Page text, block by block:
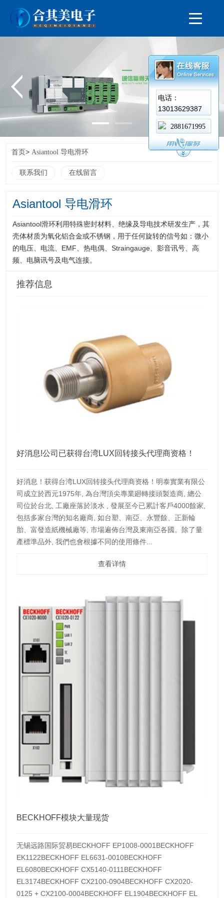
电话：
13013629387
2881671995
首页> Asiantool 导电滑环
联系我们 在线留言
Asiantool 导电滑环
Asiantool滑环利用特殊密封材料、绝缘及导电技术研发生产，其
壳体材质为氧化铝合金或不锈钢，用于任何旋转的信号如：微小
的电压、电流、EMF、热电偶、Straingauge、影音讯号、高
频、电脑讯号及电气连接。
推荐信息
好消息!公司已获得台湾LUX回转接头代理商资格！
好消息！获得台湾LUX回转接头代理商资格！明泰實業有限公
司成立於西元1975年, 為台灣頂尖專業廻轉接頭製造商, 總公
司位於台北, 工廠座落於淡水 , 發展至今已累計客戶4000餘家,
包括多家台灣的知名廠商, 如台塑、南亞、永豐餘、正新輪
胎、富發造紙機械廠等, 市場遍佈台灣及東南亞各國。除了量
產標準品外, 我們也會根據不同的使用條件...
查看详情
BECKHOFF模块大量现货
无锡远路国际贸易BECKHOFF EP1008-0001BECKHOFF
EK1122BECKHOFF EL6631-0010BECKHOFF
EL6080BECKHOFF CX5140-0111BECKHOFF
EL3174BECKHOFF CX2100-0904BECKHOFF CX2020-
0125 + CX2100-0004BECKHOFF EL1904BECKHOFF EL